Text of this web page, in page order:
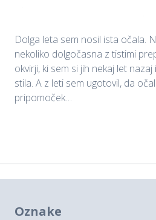
Dolga leta sem nosil ista očala.
nekoliko dolgočasna z tistimi
okvirji, ki sem si jih nekaj let
stila. A z leti sem ugotovil, da
pripomoček…
Oznake